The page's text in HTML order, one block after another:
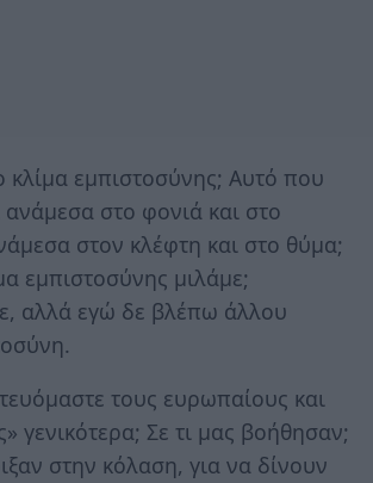
κλίμα εμπιστοσύνης; Αυτό που
στο φονιά και στο
στον κλέφτη και στο θύμα;
εμπιστοσύνης μιλάμε;
αλλά εγώ δε βλέπω άλλου
τους ευρωπαίους και
γενικότερα; Σε τι μας βοήθησαν;
στην κόλαση, για να δίνουν